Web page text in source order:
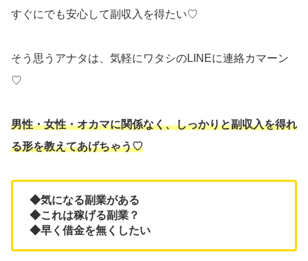
すぐにでも安心して副収入を得たい♡
そう思うアナタは、気軽にワタシのLINEに連絡カマーン
♡
男性・女性・オカマに関係なく、しっかりと副収入を得れ
る形を教えてあげちゃう♡
◆気になる副業がある
◆これは稼げる副業？
◆早く借金を無くしたい